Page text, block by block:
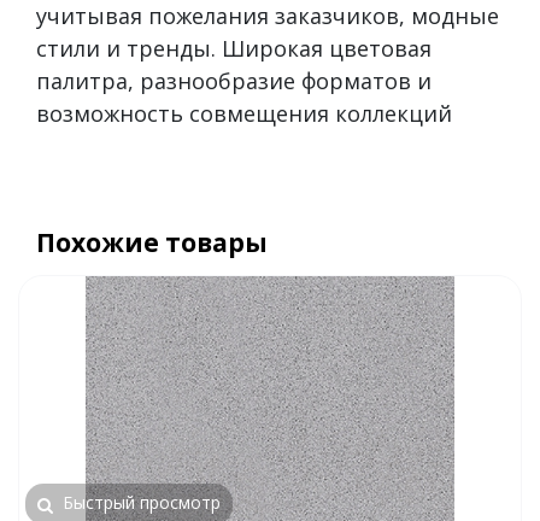
учитывая пожелания заказчиков, модные
стили и тренды. Широкая цветовая
палитра, разнообразие форматов и
возможность совмещения коллекций
Похожие товары
Быстрый просмотр